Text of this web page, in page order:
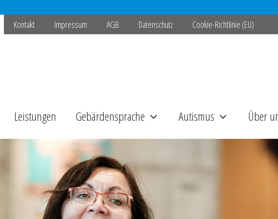
Kontakt Impressum AGB Datenschutz Cookie-Richtlinie (EU)
Leistungen Gebärdensprache Autismus Über